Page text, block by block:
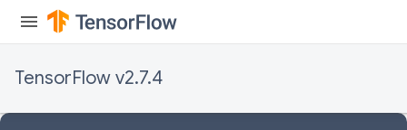
TensorFlow v2.7.4